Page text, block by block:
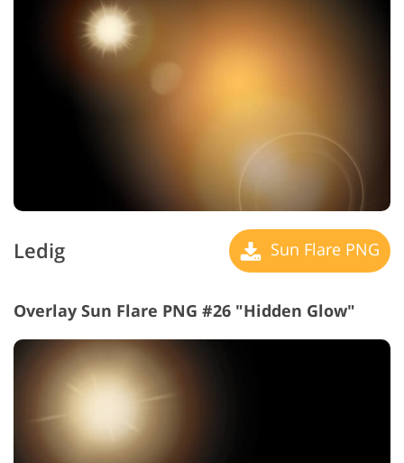
Ledig Sun Flare PNG
Overlay Sun Flare PNG #26 "Hidden Glow"